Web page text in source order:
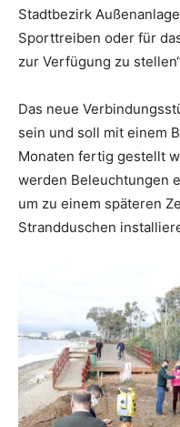
Stadtbezirk
Sporttreiben oder für
zur Verfügung zu
Das neue
sein und soll mit einem
Monaten fertig gestellt
werden Beleuchtungen
um zu einem späteren
Strandduschen